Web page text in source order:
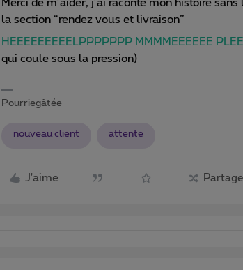
Merci de m’aider, j’ai raconté mon histoire
la section “rendez vous et livraison”
HEEEEEEEEELPPPPPPP MMMMEEEEEE
qui coule sous la pression)
Pourriegâtée
nouveau client attente
J'aime